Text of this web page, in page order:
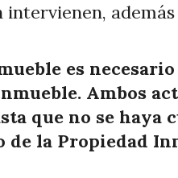
es
Ambos
que no se
la Propiedad